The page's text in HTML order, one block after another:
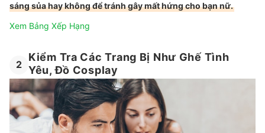
sáng sủa hay không để tránh gây mất hứng cho bạn nữ.
Xem Bảng Xếp Hạng
2
Kiểm Tra Các Trang Bị Như Ghế Tình
Yêu, Đồ Cosplay